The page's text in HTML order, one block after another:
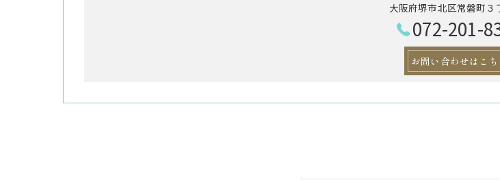
大阪府堺市北区常磐町３
072-201-
お問い合わせはこち